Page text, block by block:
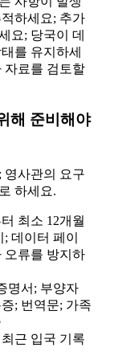
하세요; 추가
요; 당국이 데
를 유지하세
자료를 검토할
해 준비해야
영사관의 요구
하세요.
최소 12개월
데이터 페이
오류를 방지하
명서; 부양자
; 번역문; 가족
근 입국 기록